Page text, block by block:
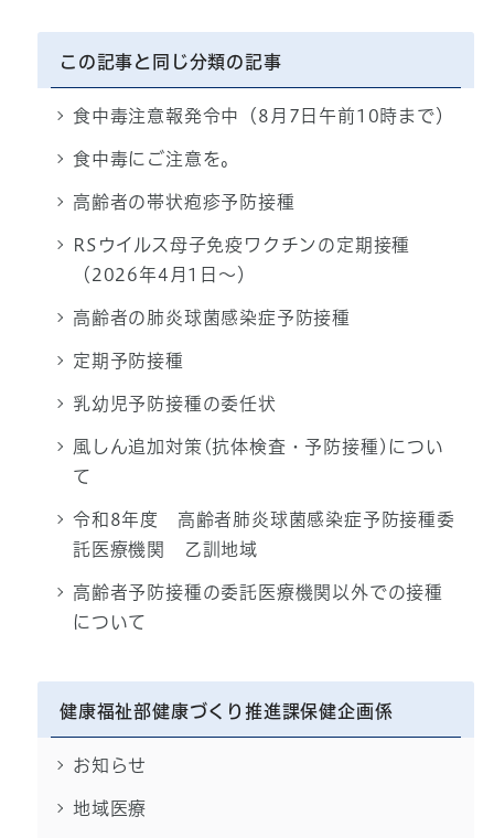
この記事と同じ分類の記事
食中毒注意報発令中（8月7日午前10時まで）
食中毒にご注意を。
高齢者の帯状疱疹予防接種
RSウイルス母子免疫ワクチンの定期接種
（2026年4月1日～）
高齢者の肺炎球菌感染症予防接種
定期予防接種
乳幼児予防接種の委任状
風しん追加対策(抗体検査・予防接種)につい
て
令和8年度 高齢者肺炎球菌感染症予防接種委
託医療機関 乙訓地域
高齢者予防接種の委託医療機関以外での接種
について
健康福祉部健康づくり推進課保健企画係
お知らせ
地域医療